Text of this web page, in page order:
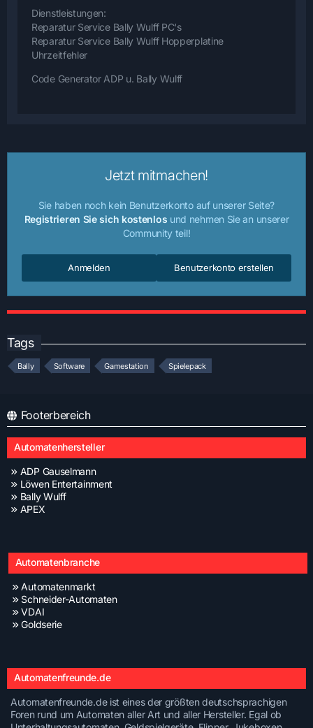
Dienstleistungen:
Reparatur Service Bally Wulff PC‘s
Reparatur Service Bally Wulff Hopperplatine
Uhrzeitfehler
Code Generator ADP u. Bally Wulff
Jetzt mitmachen!
Sie haben noch kein Benutzerkonto auf unserer Seite?
Registrieren Sie sich kostenlos und nehmen Sie an unserer
Community teil!
Benutzerkonto erstellen
Anmelden
Tags
Bally Software Gamestation Spielepack
Footerbereich
Automatenhersteller
ADP Gauselmann
Löwen Entertainment
Bally Wulff
APEX
Automatenbranche
Automatenmarkt
Schneider-Automaten
VDAI
Goldserie
Automatenfreunde.de
Automatenfreunde.de ist eines der größten deutschsprachigen
Foren rund um Automaten aller Art und aller Hersteller. Egal ob